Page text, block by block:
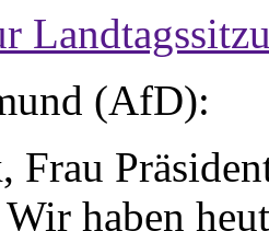
(AfD):
Frau
haben